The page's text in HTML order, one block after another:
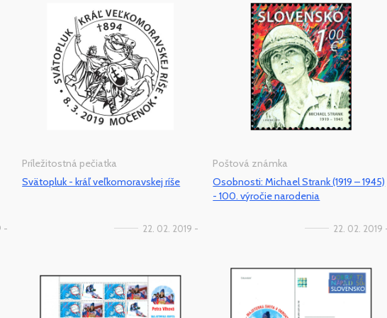
Príležitostná pečiatka
Svätopluk - kráľ veľkomoravskej ríše
Poštová známka
Osobnosti: Michael Strank (1919 – 1945)
- 100. výročie narodenia
- 22. 02. 2019 - 22. 02. 2019